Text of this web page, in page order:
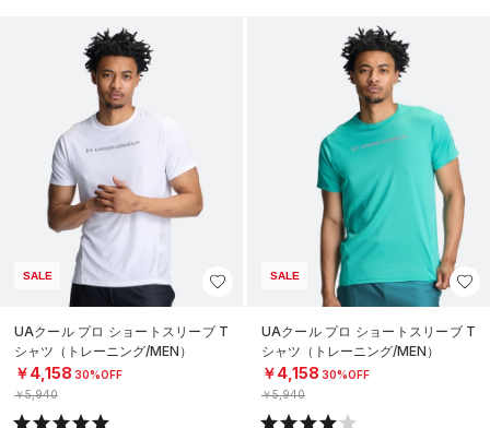
SALE
UAクール プロ ショートスリーブ T
シャツ（トレーニング/MEN）
￥4,158 30%OFF
￥5,940
SALE
UAクール プロ ショートスリーブ T
シャツ（トレーニング/MEN）
￥4,158 30%OFF
￥5,940